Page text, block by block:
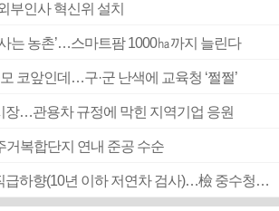
부인사 혁신위 설치
는 농촌’…스마트팜 1000㏊까지 늘린다
코앞인데…구·군 난색에 교육청 ‘쩔쩔’
장…관용차 규정에 막힌 지역기업 응원
거복합단지 연내 준공 수순
■ 검사 신분 버리고 직급하향(10년 이하 저연차 검사)…檢 중수청행 기피